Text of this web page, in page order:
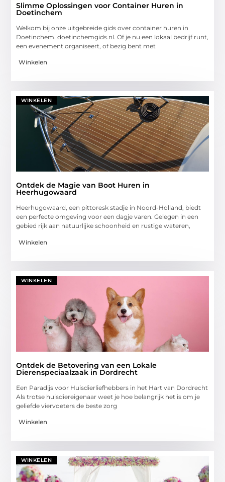
Slimme Oplossingen voor Container Huren in
Doetinchem
Welkom bij onze uitgebreide gids over container huren in
Doetinchem. doetinchemgids.nl. Of je nu een lokaal bedrijf runt,
een evenement organiseert, of bezig bent met
Winkelen
WINKELEN
Ontdek de Magie van Boot Huren in
Heerhugowaard
Heerhugowaard, een pittoresk stadje in Noord-Holland, biedt
een perfecte omgeving voor een dagje varen. Gelegen in een
gebied rijk aan natuurlijke schoonheid en rustige wateren,
Winkelen
WINKELEN
Ontdek de Betovering van een Lokale
Dierenspeciaalzaak in Dordrecht
Een Paradijs voor Huisdierliefhebbers in het Hart van Dordrecht
Als trotse huisdiereigenaar weet je hoe belangrijk het is om je
geliefde viervoeters de beste zorg
Winkelen
WINKELEN